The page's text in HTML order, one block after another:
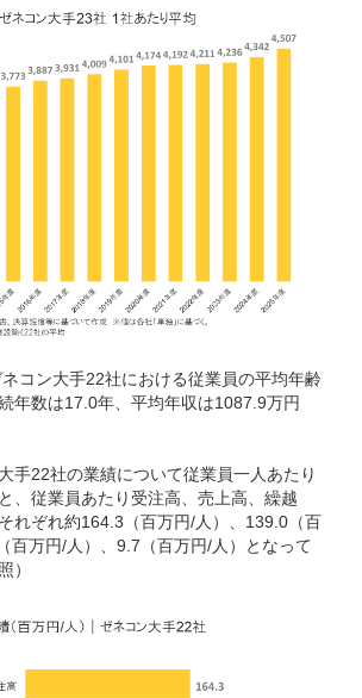
コン大手22社における従業員の平均年齢
年数は17.0年、平均年収は1087.9万円
手22社の業績について従業員一人あたり
、従業員あたり受注高、売上高、繰越
れぞれ約164.3（百万円/人）、139.0（百
百万円/人）、9.7（百万円/人）となって
）